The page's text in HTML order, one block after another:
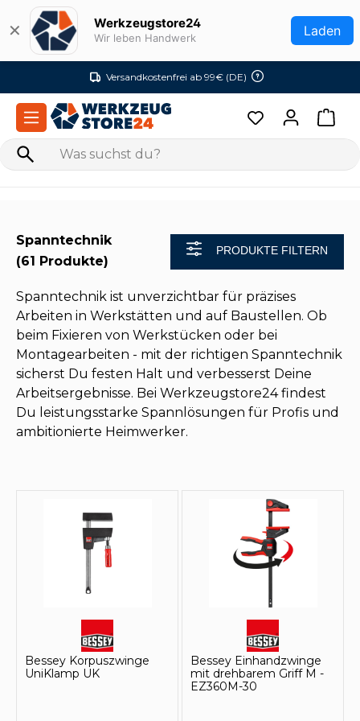
Zum Hauptinhalt springen
✕ Werkzeugstore24
Wir leben Handwerk Laden
Versandkostenfrei ab 99€ (DE)
Spanntechnik
(61 Produkte)
PRODUKTE FILTERN
Spanntechnik ist unverzichtbar für präzises
Arbeiten in Werkstätten und auf Baustellen. Ob
beim Fixieren von Werkstücken oder bei
Montagearbeiten - mit der richtigen Spanntechnik
sicherst Du festen Halt und verbesserst Deine
Arbeitsergebnisse. Bei Werkzeugstore24 findest
Du leistungsstarke Spannlösungen für Profis und
ambitionierte Heimwerker.
Bessey Korpuszwinge
UniKlamp UK
Bessey Einhandzwinge
mit drehbarem Griff M -
EZ360M-30